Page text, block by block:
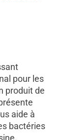
pour les
produit de
aide à
bactéries